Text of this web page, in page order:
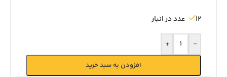
12 عدد در انبار
-
+
افزودن به سبد خرید